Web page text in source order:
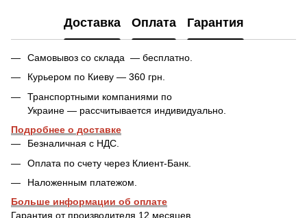
Доставка Оплата Гарантия
Самовывоз со склада — бесплатно.
Курьером по Киеву — 360 грн.
Транспортными компаниями по
Украине — рассчитывается индивидуально.
Подробнее о доставке
Безналичная с НДС.
Оплата по счету через Клиент-Банк.
Наложенным платежом.
Больше информации об оплате
Гарантия от производителя 12 месяцев